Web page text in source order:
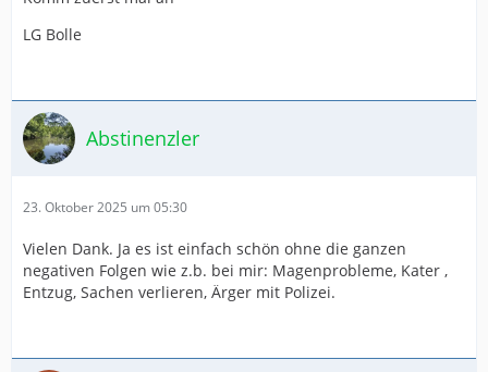
LG Bolle
Abstinenzler
23. Oktober 2025 um 05:30
Vielen Dank. Ja es ist einfach schön ohne die ganzen
negativen Folgen wie z.b. bei mir: Magenprobleme, Kater ,
Entzug, Sachen verlieren, Ärger mit Polizei.